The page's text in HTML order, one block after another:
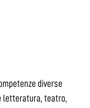
diverse
letteratura, teatro,